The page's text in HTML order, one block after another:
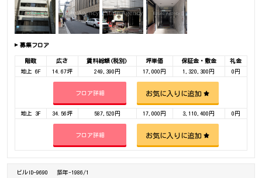
募集フロア
階数 広さ 賃料総額(税別) 坪単価 保証金・敷金
礼金
地上 6F
14.67坪 249,390円 17,000円 1,320,300円 0円
フロア詳細 お気に入りに追加
地上 3F 34.56坪 587,520円 17,000円 3,110,400円 0円
フロア詳細 お気に入りに追加
ビルID-9690 築年-1986/1